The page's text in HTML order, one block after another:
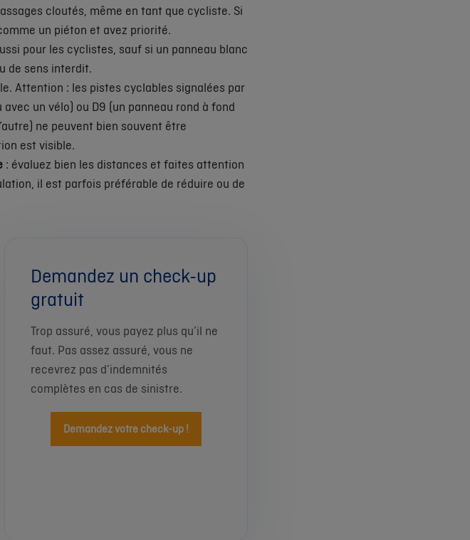
cloutés, même en tant que cycliste. Si
un piéton et avez priorité.
pour les cyclistes, sauf si un panneau blanc
de sens interdit.
Attention : les pistes cyclables signalées par
un vélo) ou D9 (un panneau rond à fond
ne peuvent bien souvent être
est visible.
: évaluez bien les distances et faites attention
il est parfois préférable de réduire ou de
Demandez un check-up
gratuit
Trop assuré, vous payez plus qu’il ne
faut. Pas assez assuré, vous ne
recevrez pas d’indemnités
complètes en cas de sinistre.
Demandez votre check-up !